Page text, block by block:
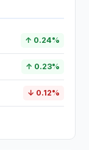
↑ 0.24%
↑ 0.23%
↓ 0.12%